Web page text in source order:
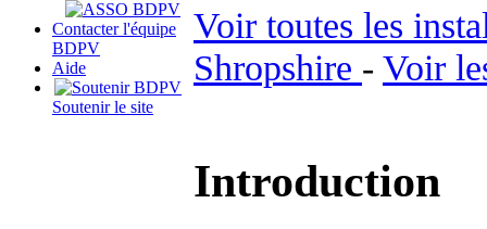
Contacter l'équipe
BDPV
Aide
Soutenir le site
Voir toutes les
Shropshire - Voir
Introduction